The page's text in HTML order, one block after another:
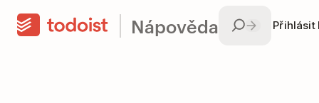
Nápověda Přihlásit